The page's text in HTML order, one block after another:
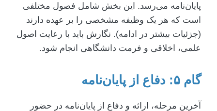
پایان‌نامه می‌رسد. این بخش شامل فصول مختلفی
است که هر یک وظیفه مشخصی را بر عهده دارند
(جزئیات بیشتر در ادامه). نگارش باید با رعایت اصول
علمی، اخلاقی و فرمت دانشگاهی انجام شود.
گام ۵: دفاع از پایان‌نامه
آخرین مرحله، ارائه و دفاع از پایان‌نامه در حضور